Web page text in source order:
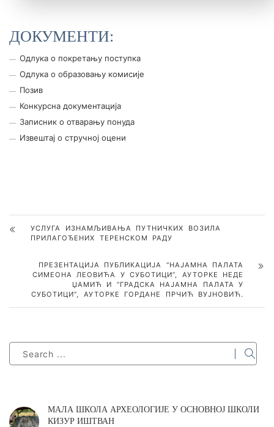
ДОКУМЕНТИ:
Одлука о покретању поступка
Одлука о образовању комисије
Позив
Конкурсна документација
Записник о отварању понуда
Извештај о стручној оцени
УСЛУГА ИЗНАМЉИВАЊА ПУТНИЧКИХ ВОЗИЛА
ПРИЛАГОЂЕНИХ ТЕРЕНСКОМ РАДУ
ПРЕЗЕНТАЦИЈА ПУБЛИКАЦИЈА “НАЈАМНА ПАЛАТА
СИМЕОНА ЛЕОВИЋА У СУБОТИЦИ”, АУТОРКЕ НЕДЕ
ЏАМИЋ И “ГРАДСКА НАЈАМНА ПАЛАТА У
СУБОТИЦИ”, АУТОРКЕ ГОРДАНЕ ПРЧИЋ ВУЈНОВИЋ.
МАЛА ШКОЛА АРХЕОЛОГИЈЕ У ОСНОВНОЈ ШКОЛИ
КИЗУР ИШТВАН